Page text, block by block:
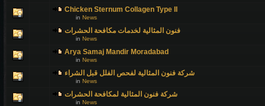
Chicken Sternum Collagen Type II
in News
فنون المثالية لخدمات مكافحة الحشرات
in News
Arya Samaj Mandir Moradabad
in News
شركة فنون المثالية لفحص الفلل قبل الشراء
in News
شركة فنون المثالية لمكافحة الحشرات
in News